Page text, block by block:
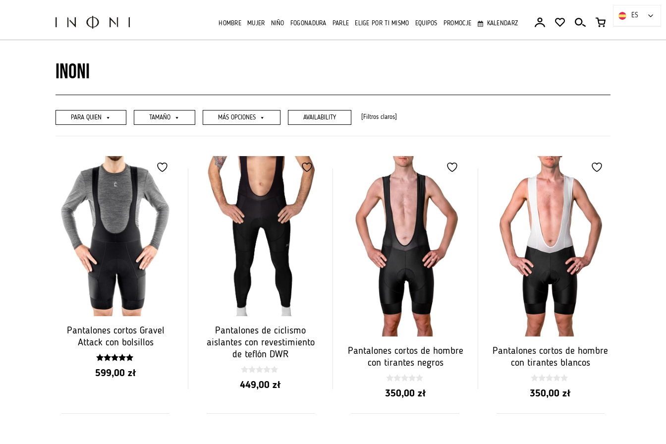
HOMBRE MUJER NIÑO FOGONADURA PARLE ELIGE POR TI MISMO EQUIPOS PROMOCJE KALENDARZ
Inoni
PARA QUIEN TAMAÑO MÁS OPCIONES AVAILABILITY [Filtros claros]
Pantalones cortos Gravel
Attack con bolsillos
5.00
z 5
599,00 zł
Pantalones de ciclismo
aislantes con revestimiento
de teflón DWR
0
z
449,00zł
Pantalones cortos de hombre
con tirantes negros
0
z
350,00 zł
Pantalones cortos de hombre
con tirantes blancos
0
z
350,00zł
ES
ES